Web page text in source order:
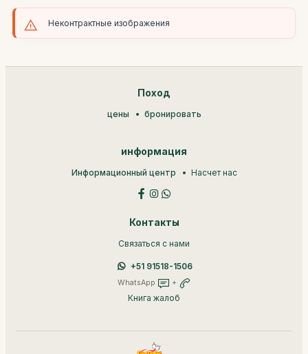
Неконтрактные изображения
Поход
цены бронировать
информация
Информационный центр Насчет нас
Контакты
Связаться с нами
+51 91518-1506
WhatsApp +
Книга жалоб